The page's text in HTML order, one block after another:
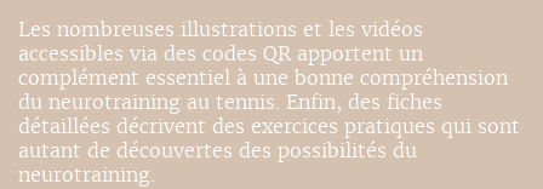
Les nombreuses illustrations et les vidéos
accessibles via des codes QR apportent un
complément essentiel à une bonne compréhension
du neurotraining au tennis. Enfin, des fiches
détaillées décrivent des exercices pratiques qui sont
autant de découvertes des possibilités du
neurotraining.